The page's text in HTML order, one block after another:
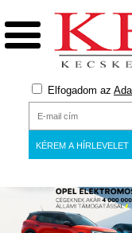
Elfogadom az